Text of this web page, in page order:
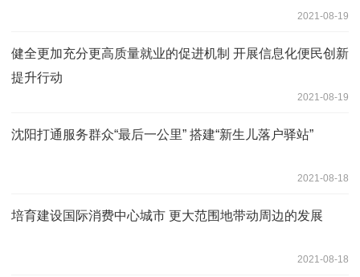
2021-08-19
健全更加充分更高质量就业的促进机制 开展信息化便民创新
提升行动
2021-08-19
沈阳打通服务群众“最后一公里” 搭建“新生儿落户驿站”
2021-08-18
培育建设国际消费中心城市 更大范围地带动周边的发展
2021-08-18